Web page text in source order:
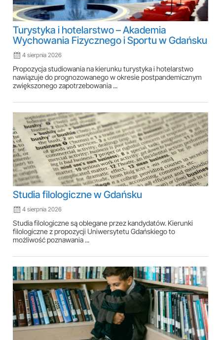
Turystyka i hotelarstwo – Akademia
Wychowania Fizycznego i Sportu w Gdańsku
4 sierpnia 2026
Propozycja studiowania na kierunku turystyka i hotelarstwo
nawiązuje do prognozowanego w okresie postpandemicznym
zwiększonego zapotrzebowania ...
Studia filologiczne w Gdańsku
4 sierpnia 2026
Studia filologiczne są oblegane przez kandydatów. Kierunki
filologiczne z propozycji Uniwersytetu Gdańskiego to
możliwość poznawania ...